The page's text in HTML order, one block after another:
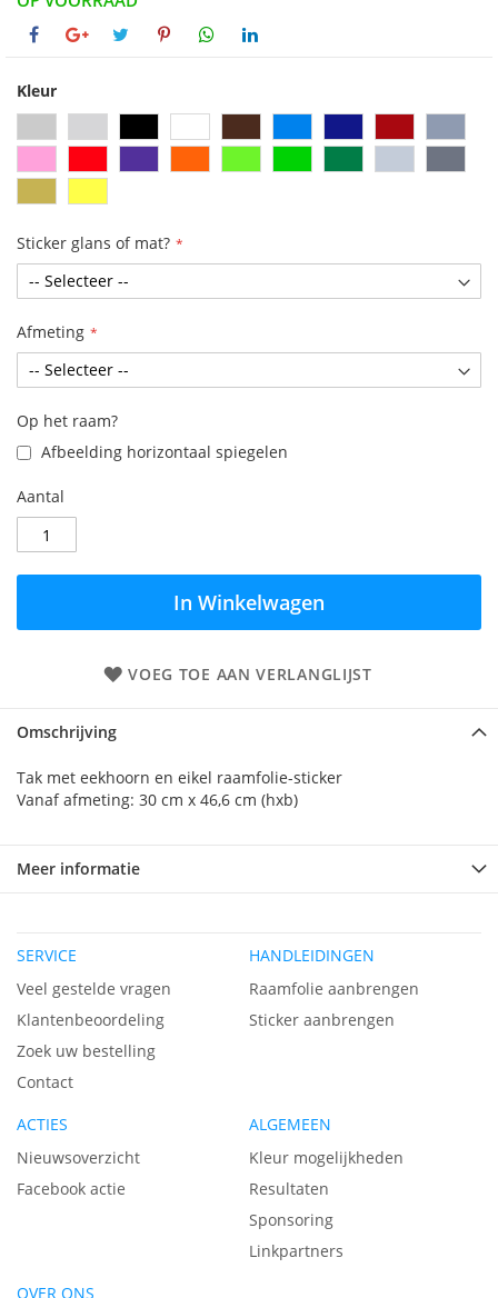
Kleur
Sticker glans of mat?
Afmeting
Op het raam?
Afbeelding horizontaal spiegelen
Aantal
In Winkelwagen
VOEG TOE AAN VERLANGLIJST
Omschrijving
Tak met eekhoorn en eikel raamfolie-sticker
Vanaf afmeting: 30 cm x 46,6 cm (hxb)
Meer informatie
SERVICE
Veel gestelde vragen
Klantenbeoordeling
Zoek uw bestelling
Contact
HANDLEIDINGEN
Raamfolie aanbrengen
Sticker aanbrengen
ACTIES
Nieuwsoverzicht
Facebook actie
ALGEMEEN
Kleur mogelijkheden
Resultaten
Sponsoring
Linkpartners
OVER ONS